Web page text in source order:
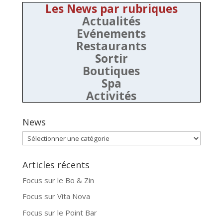
Les News par rubriques
Actualités
Evénements
Restaurants
Sortir
Boutiques
Spa
Activités
News
News
Articles récents
Focus sur le Bo & Zin
Focus sur Vita Nova
Focus sur le Point Bar